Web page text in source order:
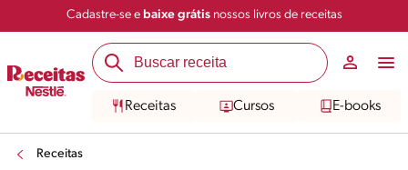
Cadastre-se e baixe grátisnossos livros de receitas
Receitas Cursos E-books
Receitas
Salvar Compartilhar